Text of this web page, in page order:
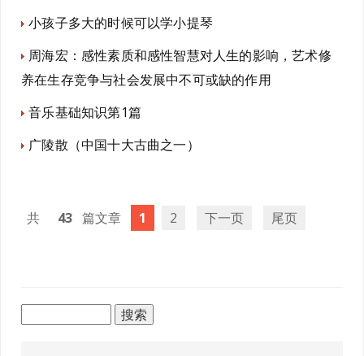
小孩子多大的时候可以学小提琴
周海宏：感性素质和感性智慧对人生的影响，艺术修
养在生存竞争与社会发展中不可或缺的作用
音乐基础知识第1篇
广陵散（中国十大古曲之一）
43 1 2 下一页 尾页